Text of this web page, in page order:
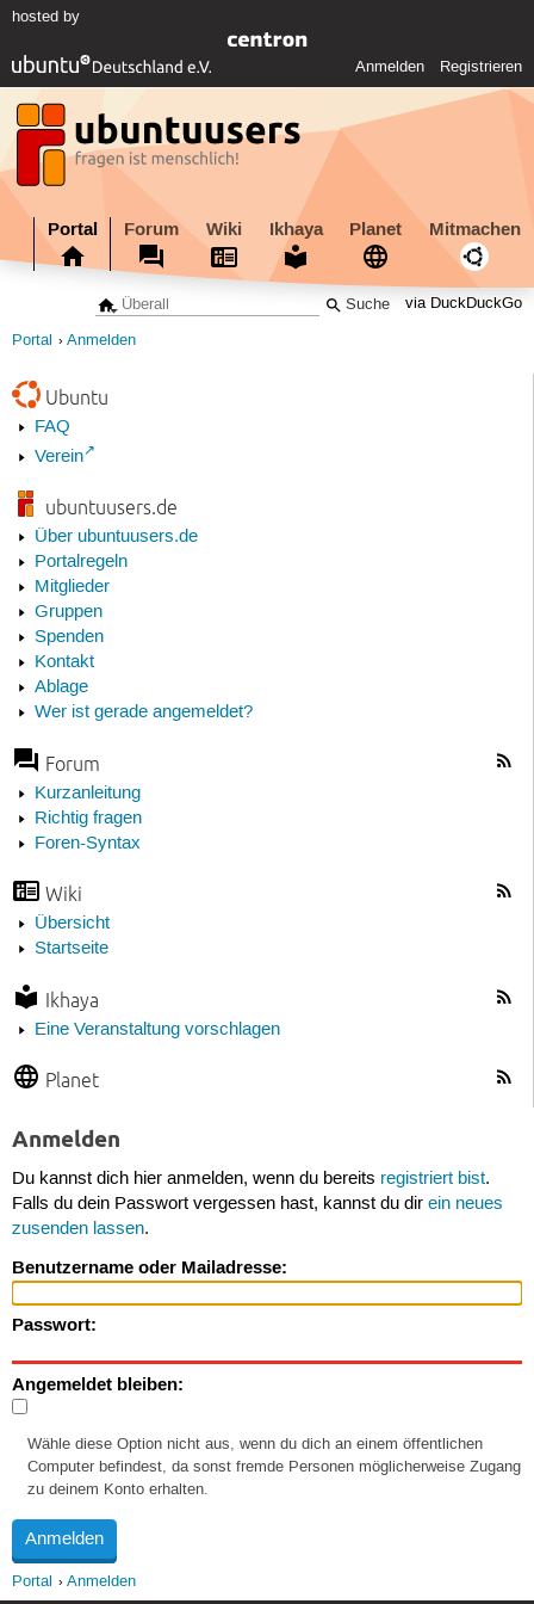
hosted by
Anmelden Registrieren
Portal Forum Wiki Ikhaya Planet Mitmachen
via DuckDuckGo
Portal Anmelden
Ubuntu
FAQ
Verein
ubuntuusers.de
Über ubuntuusers.de
Portalregeln
Mitglieder
Gruppen
Spenden
Kontakt
Ablage
Wer ist gerade angemeldet?
Forum
Kurzanleitung
Richtig fragen
Foren-Syntax
Wiki
Übersicht
Startseite
Ikhaya
Eine Veranstaltung vorschlagen
Planet
Anmelden
Du kannst dich hier anmelden, wenn du bereits registriert bist.
Falls du dein Passwort vergessen hast, kannst du dir ein neues
zusenden lassen.
Benutzername oder Mailadresse:
Passwort:
Angemeldet bleiben:
Wähle diese Option nicht aus, wenn du dich an einem öffentlichen
Computer befindest, da sonst fremde Personen möglicherweise Zugang
zu deinem Konto erhalten.
Portal Anmelden